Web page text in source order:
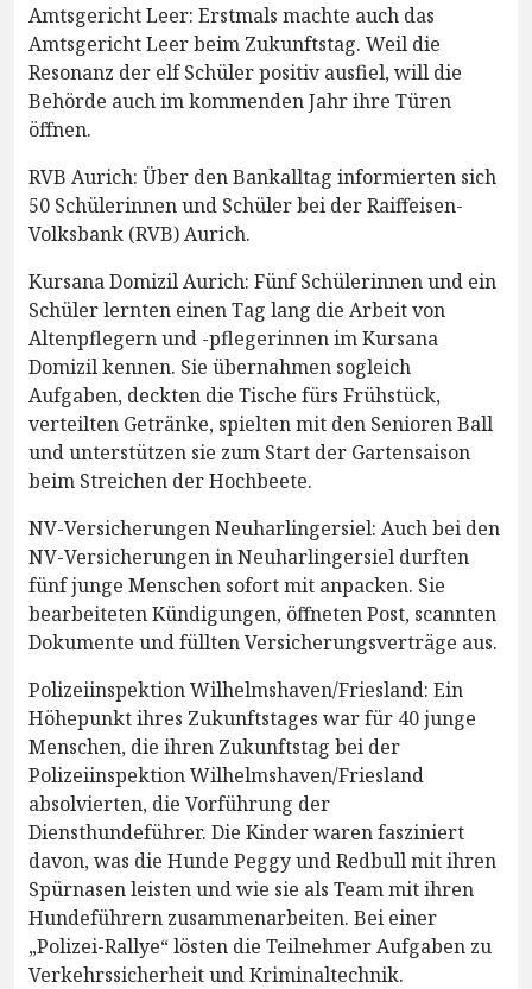
Amtsgericht Leer: Erstmals machte auch das
Amtsgericht Leer beim Zukunftstag. Weil die
Resonanz der elf Schüler positiv ausfiel, will die
Behörde auch im kommenden Jahr ihre Türen
öffnen.
RVB Aurich: Über den Bankalltag informierten sich
50 Schülerinnen und Schüler bei der Raiffeisen-
Volksbank (RVB) Aurich.
Kursana Domizil Aurich: Fünf Schülerinnen und ein
Schüler lernten einen Tag lang die Arbeit von
Altenpflegern und -pflegerinnen im Kursana
Domizil kennen. Sie übernahmen sogleich
Aufgaben, deckten die Tische fürs Frühstück,
verteilten Getränke, spielten mit den Senioren Ball
und unterstützen sie zum Start der Gartensaison
beim Streichen der Hochbeete.
NV-Versicherungen Neuharlingersiel: Auch bei den
NV-Versicherungen in Neuharlingersiel durften
fünf junge Menschen sofort mit anpacken. Sie
bearbeiteten Kündigungen, öffneten Post, scannten
Dokumente und füllten Versicherungsverträge aus.
Polizeiinspektion Wilhelmshaven/Friesland: Ein
Höhepunkt ihres Zukunftstages war für 40 junge
Menschen, die ihren Zukunftstag bei der
Polizeiinspektion Wilhelmshaven/Friesland
absolvierten, die Vorführung der
Diensthundeführer. Die Kinder waren fasziniert
davon, was die Hunde Peggy und Redbull mit ihren
Spürnasen leisten und wie sie als Team mit ihren
Hundeführern zusammenarbeiten. Bei einer
„Polizei-Rallye“ lösten die Teilnehmer Aufgaben zu
Verkehrssicherheit und Kriminaltechnik.